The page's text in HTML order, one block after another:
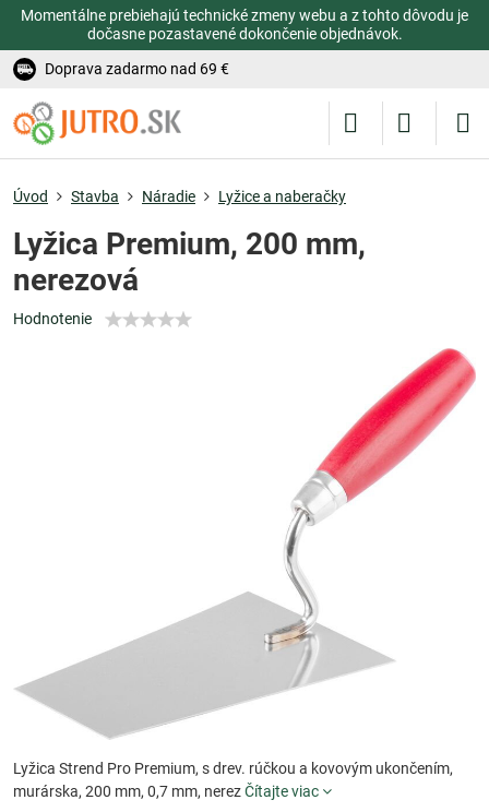
Momentálne prebiehajú technické zmeny webu a z tohto dôvodu je
dočasne pozastavené dokončenie objednávok.
Doprava zadarmo nad 69 €
Úvod Stavba Náradie Lyžice a naberačky
Lyžica Premium, 200 mm,
nerezová
Hodnotenie
Lyžica Strend Pro Premium, s drev. rúčkou a kovovým ukončením,
murárska, 200 mm, 0,7 mm, nerezČítajte viac